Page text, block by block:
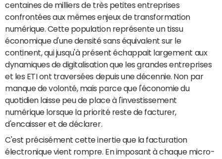
centaines de milliers de très petites entreprises
confrontées aux mêmes enjeux de transformation
numérique. Cette population représente un tissu
économique d'une densité sans équivalent sur le
continent, qui jusqu'à présent échappait largement aux
dynamiques de digitalisation que les grandes entreprises
et les ETI ont traversées depuis une décennie. Non par
manque de volonté, mais parce que l'économie du
quotidien laisse peu de place à l'investissement
numérique lorsque la priorité reste de facturer,
d'encaisser et de déclarer.
C'est précisément cette inertie que la facturation
électronique vient rompre. En imposant à chaque micro-